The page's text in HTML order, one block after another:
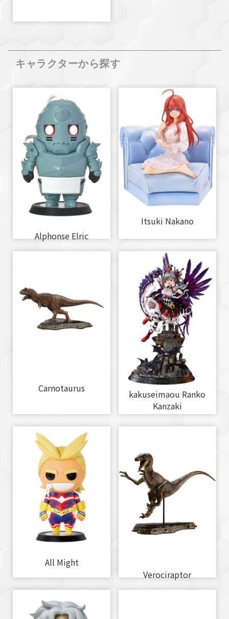
キャラクターから探す
Alphonse Elric
Itsuki Nakano
Carnotaurus
kakuseimaou Ranko
Kanzaki
All Might
Verociraptor